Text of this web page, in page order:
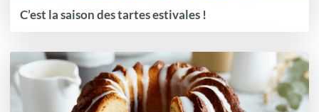
C’est la saison des tartes estivales !